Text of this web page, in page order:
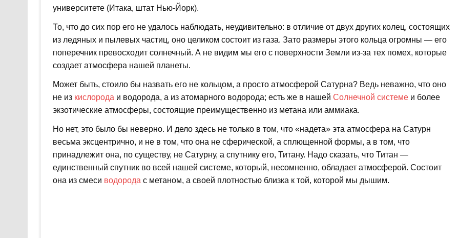
университете (Итака, штат Нью-Йорк).
То, что до сих пор его не удалось наблюдать, неудивительно: в отличие от двух других колец, состоящих
из ледяных и пылевых частиц, оно целиком состоит из газа. Зато размеры этого кольца огромны — его
поперечник превосходит солнечный. А не видим мы его с поверхности Земли из-за тех помех, которые
создает атмосфера нашей планеты.
Может быть, стоило бы назвать его не кольцом, а просто атмосферой Сатурна? Ведь неважно, что оно
не из кислорода и водорода, а из атомарного водорода; есть же в нашей Солнечной системеи более
экзотические атмосферы, состоящие преимущественно из метана или аммиака.
Но нет, это было бы неверно. И дело здесь не только в том, что «надета» эта атмосфера на Сатурн
весьма эксцентрично, и не в том, что она не сферической, а сплющенной формы, а в том, что
принадлежит она, по существу, не Сатурну, а спутнику его, Титану. Надо сказать, что Титан —
единственный спутник во всей нашей системе, который, несомненно, обладает атмосферой. Состоит
она из смеси водорода с метаном, а своей плотностью близка к той, которой мы дышим.